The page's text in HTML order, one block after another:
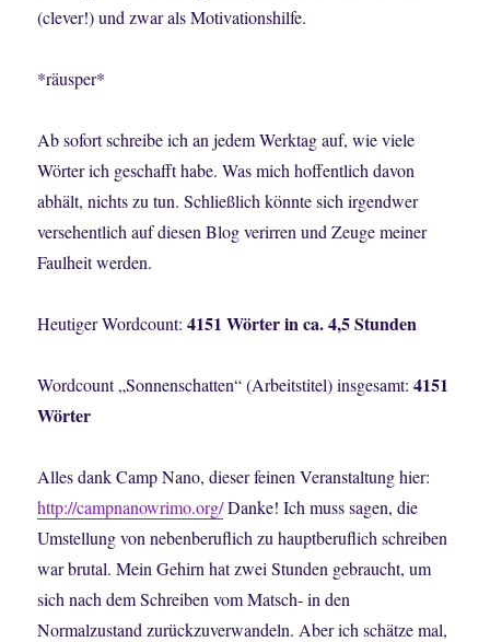
(clever!) und zwar als Motivationshilfe.
*räusper*
Ab sofort schreibe ich an jedem Werktag auf, wie viele
Wörter ich geschafft habe. Was mich hoffentlich davon
abhält, nichts zu tun. Schließlich könnte sich irgendwer
versehentlich auf diesen Blog verirren und Zeuge meiner
Faulheit werden.
Heutiger Wordcount:4151 Wörter in ca. 4,5 Stunden
Wordcount „Sonnenschatten“ (Arbeitstitel) insgesamt:4151
Wörter
Alles dank Camp Nano, dieser feinen Veranstaltung hier:
http://campnanowrimo.org/Danke! Ich muss sagen, die
Umstellung von nebenberuflich zu hauptberuflich schreiben
war brutal. Mein Gehirn hat zwei Stunden gebraucht, um
sich nach dem Schreiben vom Matsch- in den
Normalzustand zurückzuverwandeln. Aber ich schätze mal,